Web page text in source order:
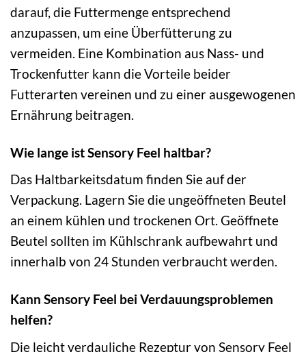
darauf, die Futtermenge entsprechend
anzupassen, um eine Überfütterung zu
vermeiden. Eine Kombination aus Nass- und
Trockenfutter kann die Vorteile beider
Futterarten vereinen und zu einer ausgewogenen
Ernährung beitragen.
Wie lange ist Sensory Feel haltbar?
Das Haltbarkeitsdatum finden Sie auf der
Verpackung. Lagern Sie die ungeöffneten Beutel
an einem kühlen und trockenen Ort. Geöffnete
Beutel sollten im Kühlschrank aufbewahrt und
innerhalb von 24 Stunden verbraucht werden.
Kann Sensory Feel bei Verdauungsproblemen
helfen?
Die leicht verdauliche Rezeptur von Sensory Feel